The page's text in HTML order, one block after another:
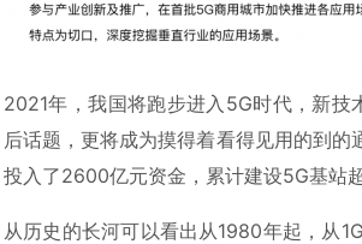
2021年，我国将跑步进入5G时代，新
后话题，更将成为摸得着看得见用的到
投入了2600亿元资金，累计建设5G基站
从历史的长河可以看出从1980年起，从